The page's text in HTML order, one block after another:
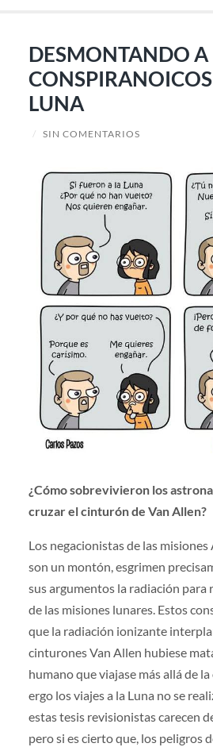
DESMONTANDO A
LUNA
/ SIN COMENTARIOS
¿Cómo sobrevivieron los
cruzar el cinturón de Van Allen?
Los negacionistas de las
son un montón, esgrimen
sus argumentos la radiación
de las misiones lunares. Estos
que la radiación ionizante
cinturones Van Allen hubiese
humano que viajase más allá de
ergo los viajes a la Luna no se
estas tesis revisionistas carecen
pero si es cierto que, los peligros